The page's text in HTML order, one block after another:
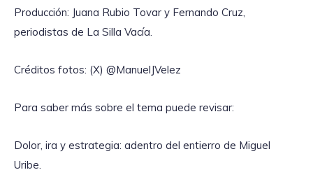
Producción: Juana Rubio Tovar y Fernando Cruz,
periodistas de La Silla Vacía.
Créditos fotos: (X) @ManuelJVelez
Para saber más sobre el tema puede revisar:
Dolor, ira y estrategia: adentro del entierro de Miguel
Uribe.